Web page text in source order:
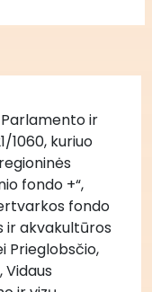
Parlamento ir
1060, kuriuo
fondo +“,
fondo
ir akvakultūros
Prieglobsčio,